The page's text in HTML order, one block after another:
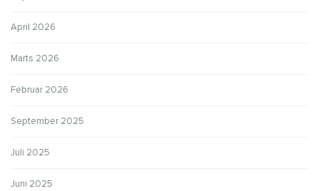
April 2026
Marts 2026
Februar 2026
September 2025
Juli 2025
Juni 2025